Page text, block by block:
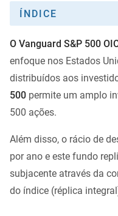
ÍNDICE
O Vanguard S&P 500
enfoque nos Estados
distribuídos aos
500 permite um amplo
500 ações.
Além disso, o rácio de
por ano e este fundo
subjacente através da
do índice (réplica